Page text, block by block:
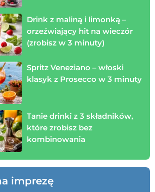
Drink z maliną i limonką –
orzeźwiający hit na wieczór
(zrobisz w 3 minuty)
Spritz Veneziano – włoski
klasyk z Prosecco w 3 minuty
Tanie drinki z 3 składników,
które zrobisz bez
kombinowania
imprezę